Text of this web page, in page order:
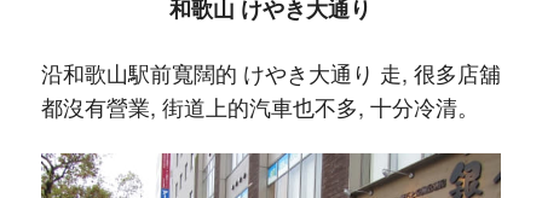
和歌山 けやき大通り
沿和歌山駅前寬闊的 けやき大通り 走, 很多店舖
都沒有營業, 街道上的汽車也不多, 十分冷清。